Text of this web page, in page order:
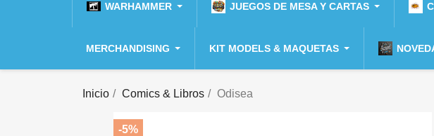
WARHAMMER JUEGOS DE MESA Y CARTAS
MERCHANDISING KIT MODELS & MAQUETAS
Inicio Comics & Libros Odisea
-5%